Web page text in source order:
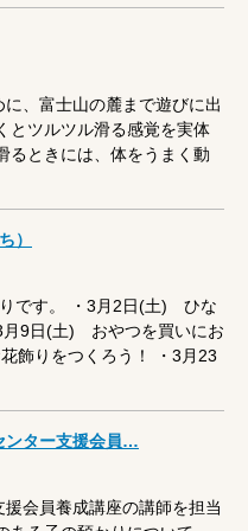
、富士山の麓まで遊びに出
とツルツル滑る感覚を実体
るときには、体をうまく動
）
です。 ・3月2日(土) ひな
月9日(土) おやつを買いにお
飾りをつくろう！ ・3月23
ンター支援会員…
会員養成講座の講師を担当